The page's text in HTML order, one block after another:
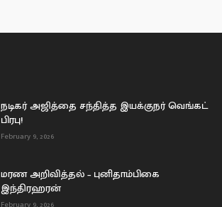
நடிகர் அஜித்தை சந்தித்த இயக்குநர் வெங்கட்
பிரபு!
February 9, 2026
மரண அறிவித்தல் – புனிதாம்பிகை
இந்திரஹரன்